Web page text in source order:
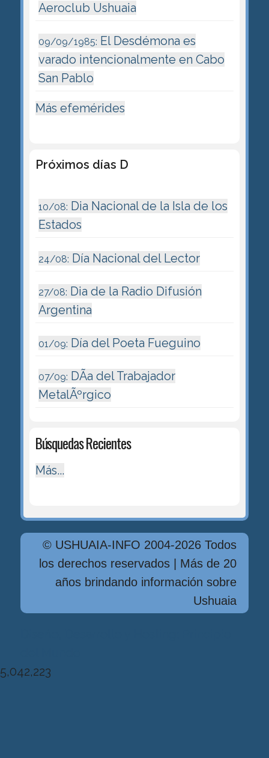
Aeroclub Ushuaia
09/09/1985: El Desdémona es
varado intencionalmente en Cabo
San Pablo
Más efemérides
Próximos días D
10/08: Dia Nacional de la Isla de los
Estados
24/08: Día Nacional del Lector
27/08: Dia de la Radio Difusión
Argentina
01/09: Día del Poeta Fueguino
07/09: DÃ­a del Trabajador
MetalÃºrgico
Búsquedas Recientes
Más...
© USHUAIA-INFO 2004-2026 Todos
los derechos reservados | Más de 20
años brindando información sobre
Ushuaia
5,042,223